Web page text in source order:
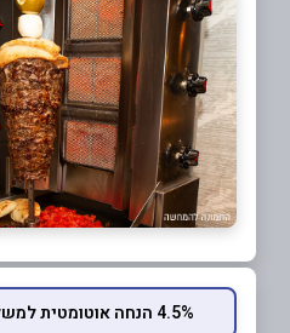
4.5% הנחה אוטומטית למשלמים בכרטיס המועדון